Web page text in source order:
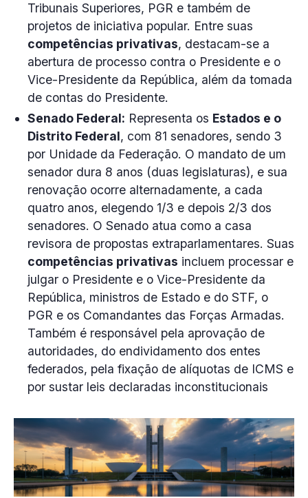
Tribunais Superiores, PGR e também de
projetos de iniciativa popular. Entre suas
competências privativas, destacam-se a
abertura de processo contra o Presidente e o
Vice-Presidente da República, além da tomada
de contas do Presidente.
Senado Federal: Representa os Estados e o
Distrito Federal, com 81 senadores, sendo 3
por Unidade da Federação. O mandato de um
senador dura 8 anos (duas legislaturas), e sua
renovação ocorre alternadamente, a cada
quatro anos, elegendo 1/3 e depois 2/3 dos
senadores. O Senado atua como a casa
revisora de propostas extraparlamentares. Suas
competências privativas incluem processar e
julgar o Presidente e o Vice-Presidente da
República, ministros de Estado e do STF, o
PGR e os Comandantes das Forças Armadas.
Também é responsável pela aprovação de
autoridades, do endividamento dos entes
federados, pela fixação de alíquotas de ICMS e
por sustar leis declaradas inconstitucionais